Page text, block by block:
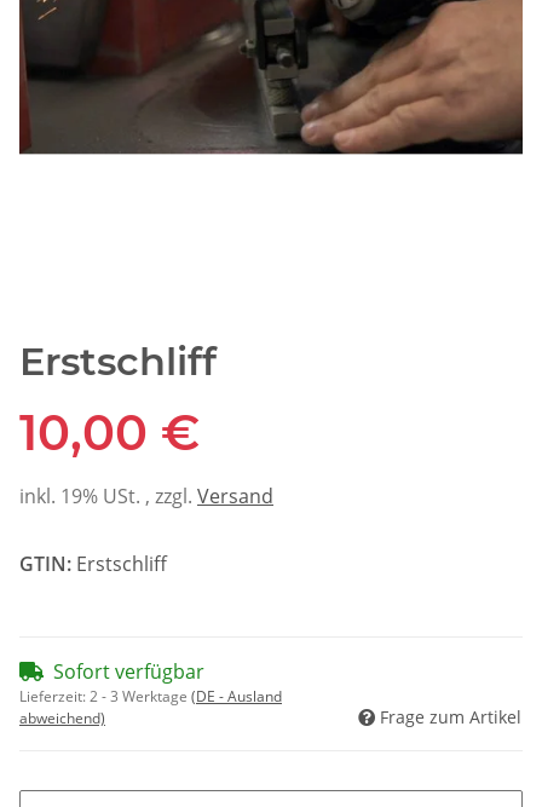
Erstschliff
10,00 €
inkl. 19% USt. , zzgl. Versand
GTIN: Erstschliff
Sofort verfügbar
Lieferzeit:2 - 3 Werktage (DE - Ausland
abweichend)
Frage zum Artikel